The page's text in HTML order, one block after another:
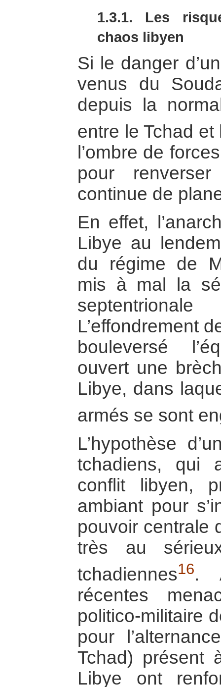
1.3.1. Les
chaos libyen
Si le danger
venus du
depuis la
entre le Tchad
l’ombre de
pour
continue de
En effet,
Libye au
du régime de
mis à mal la
L’effondrement
bouleversé
ouvert une
Libye, dans
armés se sont
L’hypothèse
tchadiens, qui
conflit libyen,
ambiant pour
pouvoir centrale
très au
tchadiennes16.
récentes
politico-militaire
pour
Tchad) présent
Libye ont